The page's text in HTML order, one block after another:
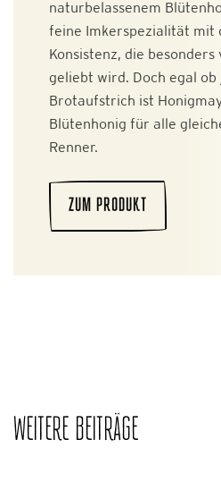
naturbelassenem
feine Imkerspezialität mit
Konsistenz, die
geliebt wird. Doch egal
Brotaufstrich ist
Blütenhonig für alle
Renner.
ZUM PRODUKT
WEITERE BEITRÄGE